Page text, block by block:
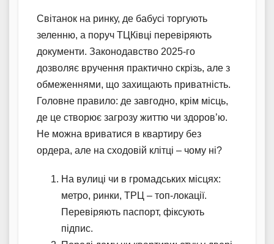
Світанок на ринку, де бабусі торгують
зеленню, а поруч ТЦКівці перевіряють
документи. Законодавство 2025-го
дозволяє вручення практично скрізь, але з
обмеженнями, що захищають приватність.
Головне правило: де завгодно, крім місць,
де це створює загрозу життю чи здоров’ю.
Не можна вриватися в квартиру без
ордера, але на сходовій клітці – чому ні?
На вулиці чи в громадських місцях:
метро, ринки, ТРЦ – топ-локації.
Перевіряють паспорт, фіксують
підпис.